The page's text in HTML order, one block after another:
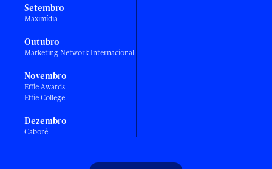
Setembro
Maximídia
Outubro
Marketing Network Internacional
Novembro
Effie Awards
Effie College
Dezembro
Caboré